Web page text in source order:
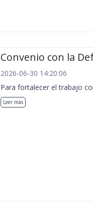
Convenio con la
2026-06-30 14:20:06
Para fortalecer el trabajo
Leer más